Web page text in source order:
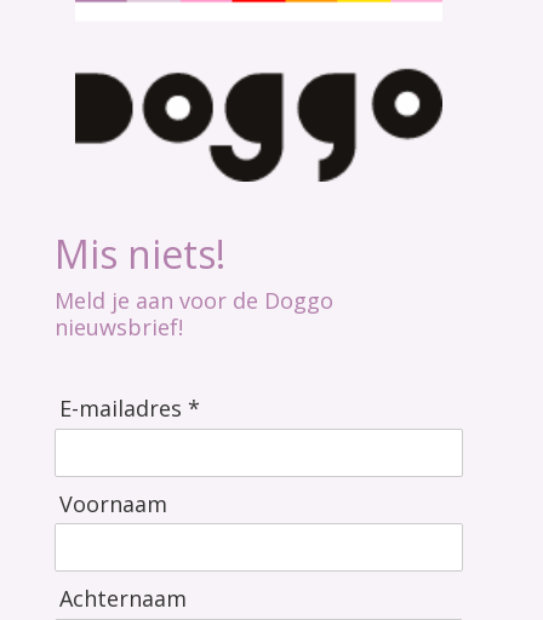
Mis niets!
Meld je aan voor de Doggo
nieuwsbrief!
E-mailadres *
Voornaam
Achternaam